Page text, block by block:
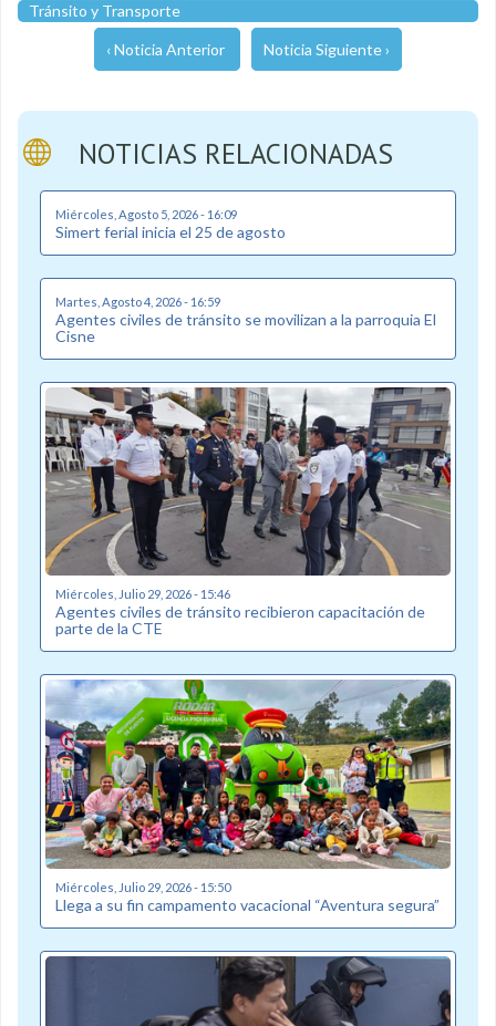
Tránsito y Transporte
‹ Noticia Anterior Noticia Siguiente ›
NOTICIAS RELACIONADAS
Miércoles, Agosto 5, 2026 - 16:09
Simert ferial inicia el 25 de agosto
Martes, Agosto 4, 2026 - 16:59
Agentes civiles de tránsito se movilizan a la parroquia El
Cisne
Miércoles, Julio 29, 2026 - 15:46
Agentes civiles de tránsito recibieron capacitación de
parte de la CTE
Miércoles, Julio 29, 2026 - 15:50
Llega a su fin campamento vacacional “Aventura segura”